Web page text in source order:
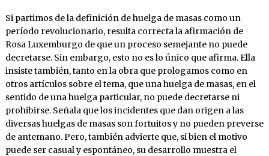
Si partimos de la definición de huelga de masas como un
período revolucionario, resulta correcta la afirmación de
Rosa Luxemburgo de que un proceso semejante no puede
decretarse. Sin embargo, esto no es lo único que afirma. Ella
insiste también, tanto en la obra que prologamos como en
otros artículos sobre el tema, que una huelga de masas, en el
sentido de una huelga particular, no puede decretarse ni
prohibirse. Señala que los incidentes que dan origen a las
diversas huelgas de masas son fortuitos y no pueden preverse
de antemano. Pero, también advierte que, si bien el motivo
puede ser casual y espontáneo, su desarrollo muestra el